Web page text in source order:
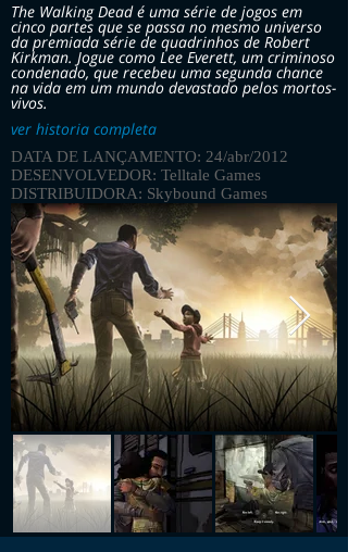
The Walking Dead é uma série de jogos em
cinco partes que se passa no mesmo universo
da premiada série de quadrinhos de Robert
Kirkman. Jogue como Lee Everett, um criminoso
condenado, que recebeu uma segunda chance
na vida em um mundo devastado pelos mortos-
vivos.
ver historia completa
DATA DE LANÇAMENTO: 24/abr/2012
DESENVOLVEDOR: Telltale Games
DISTRIBUIDORA: Skybound Games